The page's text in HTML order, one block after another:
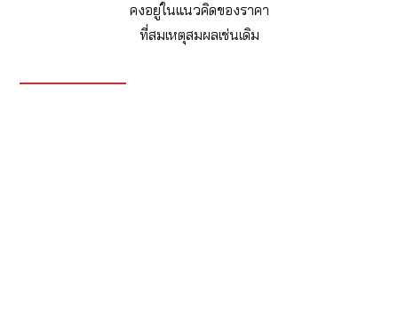
คงอยู่ในแนวคิดของราคา
ที่สมเหตุสมผลเช่นเดิม